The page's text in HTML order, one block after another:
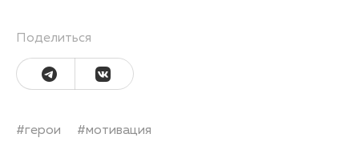
Поделиться
#герои #мотивация